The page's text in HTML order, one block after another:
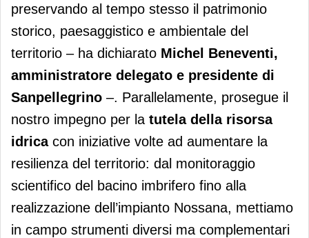
preservando al tempo stesso il patrimonio
storico, paesaggistico e ambientale del
territorio – ha dichiarato Michel Beneventi,
amministratore delegato e presidente di
Sanpellegrino –. Parallelamente, prosegue il
nostro impegno per la tutela della risorsa
idricacon iniziative volte ad aumentare la
resilienza del territorio: dal monitoraggio
scientifico del bacino imbrifero fino alla
realizzazione dell’impianto Nossana, mettiamo
in campo strumenti diversi ma complementari